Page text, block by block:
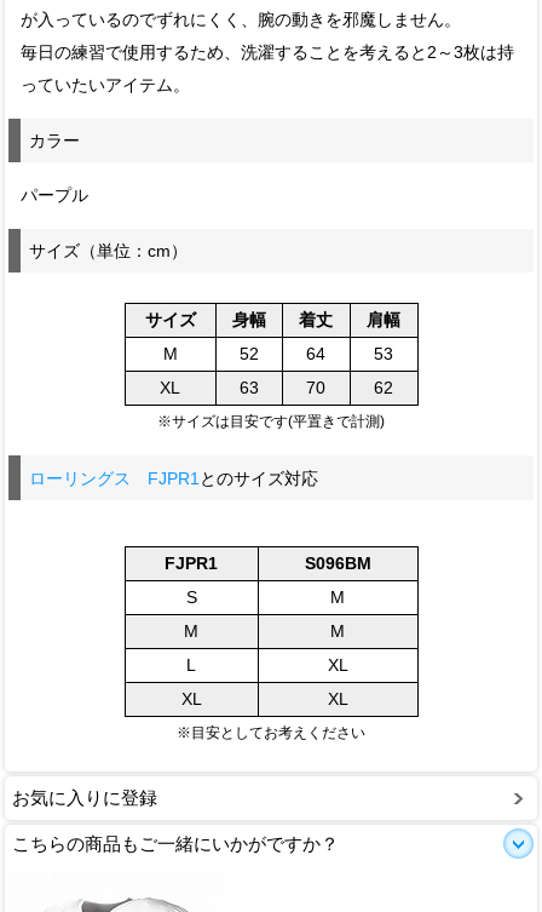
が入っているのでずれにくく、腕の動きを邪魔しません。
毎日の練習で使用するため、洗濯することを考えると2～3枚は持
っていたいアイテム。
カラー
パープル
サイズ（単位：cm）
サイズ 身幅 着丈
肩幅
M
52 64
53
XL
63 70 62
※サイズは目安です(平置きで計測)
ローリングス FJPR1 とのサイズ対応
FJPR1
S096BM
S
M
M
M
L
XL
XL
XL
※目安としてお考えください
お気に入りに登録
こちらの商品もご一緒にいかがですか？